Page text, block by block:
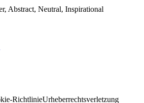
Abstract, Neutral, Inspirational
RichtlinieUrheberrechtsverletzung